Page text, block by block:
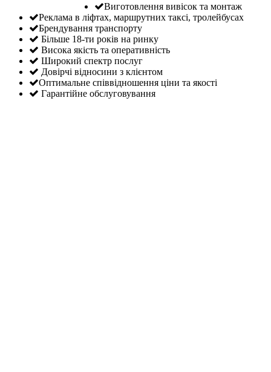
Виготовлення вивісок та монтаж
Реклама в ліфтах, маршрутних таксі, тролейбусах
Брендування транспорту
Більше 18-ти років на ринку
Висока якість та оперативність
Широкий спектр послуг
Довірчі відносини з клієнтом
Оптимальне співвідношення ціни та якості
Гарантійне обслуговування